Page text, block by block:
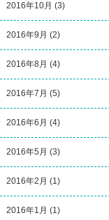
2016年10月 (3)
2016年9月 (2)
2016年8月 (4)
2016年7月 (5)
2016年6月 (4)
2016年5月 (3)
2016年2月 (1)
2016年1月 (1)